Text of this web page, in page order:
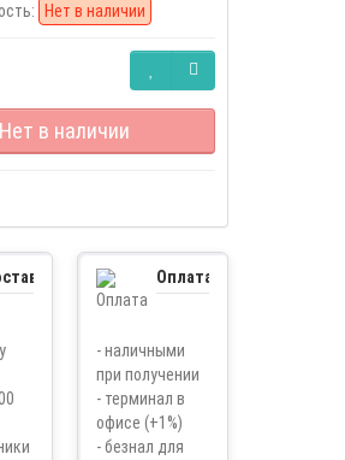
Нет в наличии
Нет в наличии
Оплата
- наличными
при получении
- терминал в
офисе (+1%)
- безнал для